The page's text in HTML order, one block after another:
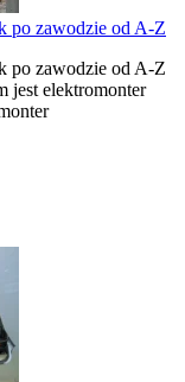
po zawodzie od A-Z
po zawodzie od A-Z
jest elektromonter